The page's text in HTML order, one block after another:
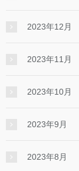
2023年12月
2023年11月
2023年10月
2023年9月
2023年8月